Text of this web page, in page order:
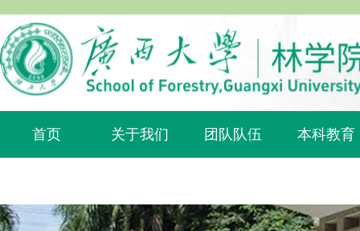
首页 关于我们 团队队伍 本科教育